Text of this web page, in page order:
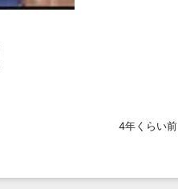
4年くらい前